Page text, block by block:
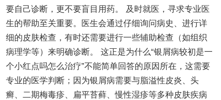
要自己诊断，更不要盲目用药。 及时就医，寻求专业医
生的帮助至关重要。医生会通过仔细询问病史、进行详
细的皮肤检查，有时还需要进行一些辅助检查（如组织
病理学等）来明确诊断。 这正是为什么“银屑病较初是一
个小红点吗怎么治疗”不能简单回答的原因所在，这需要
专业的医学判断；因为银屑病需要与脂溢性皮炎、头
癣、二期梅毒疹、扁平苔藓、慢性湿疹等多种皮肤疾病